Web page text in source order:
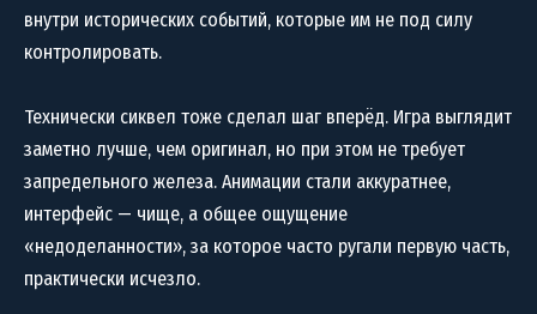
внутри исторических событий, которые им не под силу
контролировать.
Технически сиквел тоже сделал шаг вперёд. Игра выглядит
заметно лучше, чем оригинал, но при этом не требует
запредельного железа. Анимации стали аккуратнее,
интерфейс — чище, а общее ощущение
«недоделанности», за которое часто ругали первую часть,
практически исчезло.